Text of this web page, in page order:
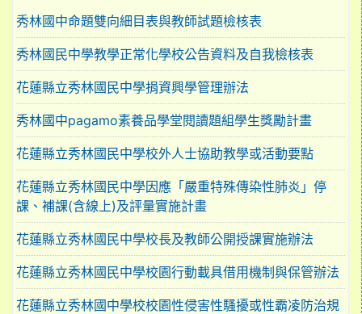
秀林國中命題雙向細目表與教師試題檢核表
秀林國民中學教學正常化學校公告資料及自我檢核表
花蓮縣立秀林國民中學捐資興學管理辦法
秀林國中pagamo素養品學堂閱讀題組學生獎勵計畫
花蓮縣立秀林國民中學校外人士協助教學或活動要點
花蓮縣立秀林國民中學因應「嚴重特殊傳染性肺炎」停
課、補課(含線上)及評量實施計畫
花蓮縣立秀林國民中學校長及教師公開授課實施辦法
花蓮縣立秀林國民中學校園行動載具借用機制與保管辦法
花蓮縣立秀林國中學校校園性侵害性騷擾或性霸凌防治規